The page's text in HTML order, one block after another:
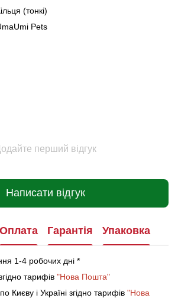
(тонкі)
Pets
перший відгук
Написати відгук
Оплата Гарантія Упаковка
1-4 робочих дні *
тарифів "Нова Пошта"
Києву і Україні згідно тарифів "Нова